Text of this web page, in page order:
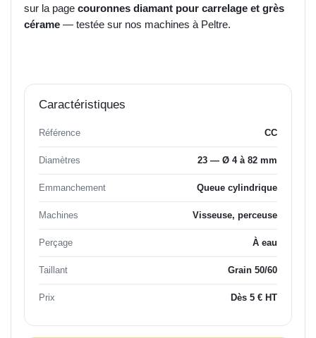
sur la page couronnes diamant pour carrelage et grès
cérame — testée sur nos machines à Peltre.
Caractéristiques
Référence CC
Diamètres 23 — Ø 4 à 82 mm
Emmanchement Queue cylindrique
Machines Visseuse, perceuse
Perçage À eau
Taillant Grain 50/60
Prix Dès 5 € HT